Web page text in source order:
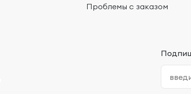
Проблемы с заказом